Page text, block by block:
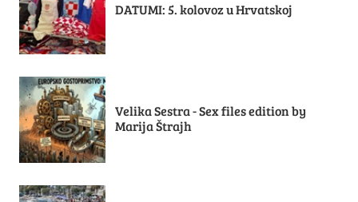
DATUMI: 5. kolovoz u Hrvatskoj
Velika Sestra - Sex files edition by
Marija Štrajh